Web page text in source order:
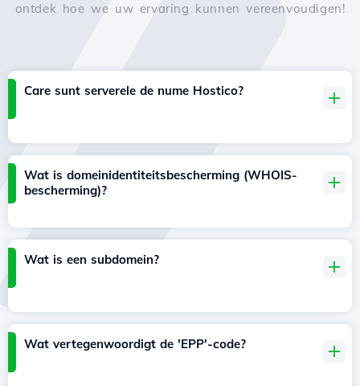
ontdek hoe we uw ervaring kunnen vereenvoudigen!
Care sunt serverele de nume Hostico?
Wat is domeinidentiteitsbescherming (WHOIS-
bescherming)?
Wat is een subdomein?
Wat vertegenwoordigt de 'EPP'-code?